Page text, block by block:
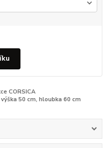
CORSICA
50 cm, hloubka 60 cm